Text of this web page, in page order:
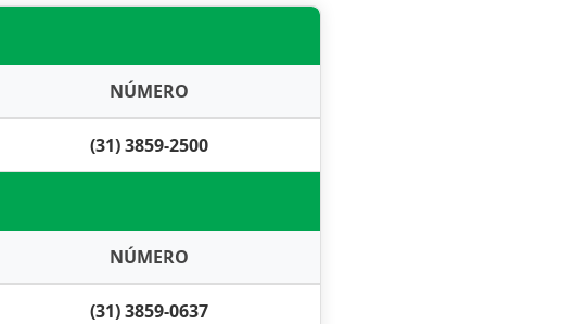
NÚMERO
(31) 3859-2500
NÚMERO
(31) 3859-0637